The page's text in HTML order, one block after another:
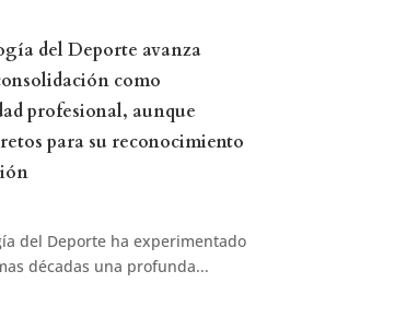
del Deporte avanza
como
profesional, aunque
para su reconocimiento
del Deporte ha experimentado
décadas una profunda...